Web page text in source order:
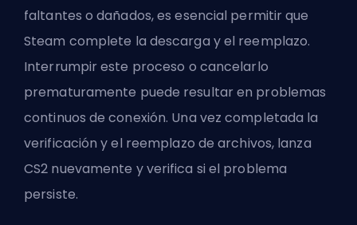
faltantes o dañados, es esencial permitir que
Steam complete la descarga y el reemplazo.
Interrumpir este proceso o cancelarlo
prematuramente puede resultar en problemas
continuos de conexión. Una vez completada la
verificación y el reemplazo de archivos, lanza
CS2 nuevamente y verifica si el problema
persiste.